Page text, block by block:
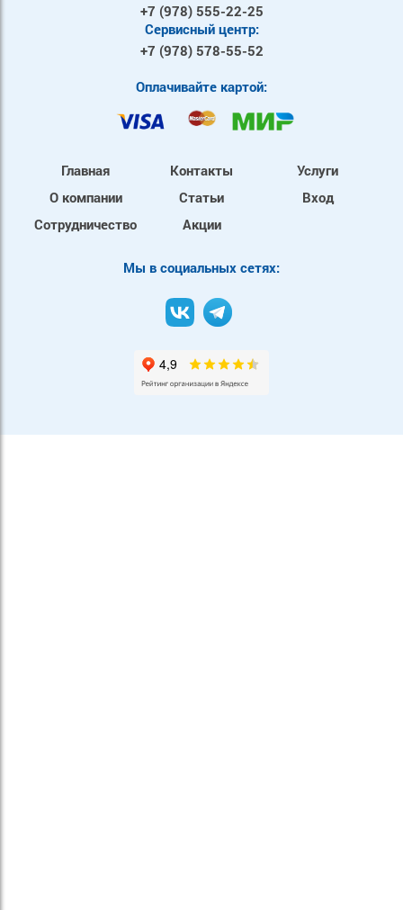
+7 (978) 555-22-25
Сервисный центр:
+7 (978) 578-55-52
Оплачивайте картой:
Главная
О компании
Сотрудничество
Контакты
Статьи
Акции
Услуги
Вход
Mы в социальных сетях: